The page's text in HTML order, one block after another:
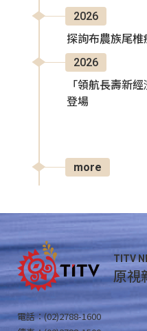
2026
探詢布農族尾椎
2026
「領航長壽新
登場
more
TITV
原視
電話：(02)2788-1600